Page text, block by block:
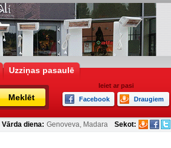
Uzziņas pasaulē
Meklēt
Ieiet ar pasi
Facebook
Draugiem
Vārda diena: Genoveva, Madara Sekot: